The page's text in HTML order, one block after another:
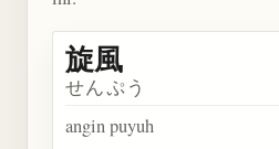
旋風
せんぷう
angin puyuh